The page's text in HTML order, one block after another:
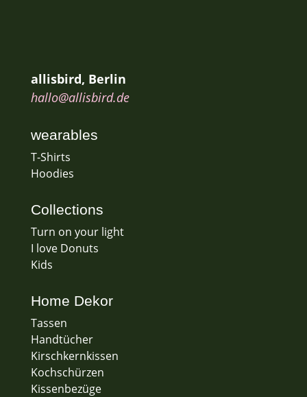
allisbird, Berlin
hallo@allisbird.de
wearables
T-Shirts
Hoodies
Collections
Turn on your light
I love Donuts
Kids
Home Dekor
Tassen
Handtücher
Kirschkernkissen
Kochschürzen
Kissenbezüge